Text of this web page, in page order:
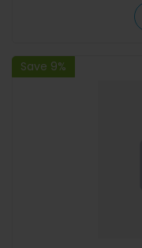
Save 9%